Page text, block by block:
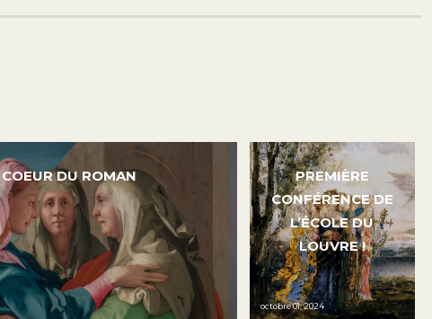
COEUR DU ROMAN
PREMIÈRE
CONFÉRENCE DE
L’ÉCOLE DU
LOUVRE !
octobre 01, 2024